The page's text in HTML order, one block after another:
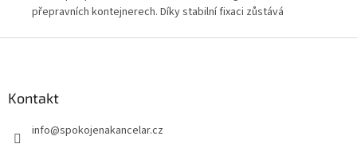
přepravních kontejnerech. Díky stabilní fixaci zůstává
Kontakt
info@spokojenakancelar.cz